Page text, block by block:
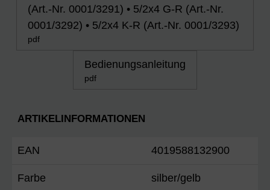
(Art.-Nr. 0001/3291) • 5/2x4 G-R (Art.-Nr.
0001/3292) • 5/2x4 K-R (Art.-Nr. 0001/3293)
pdf
Bedienungsanleitung
pdf
ARTIKELINFORMATIONEN
EAN 4019588132900
Farbe silber/gelb